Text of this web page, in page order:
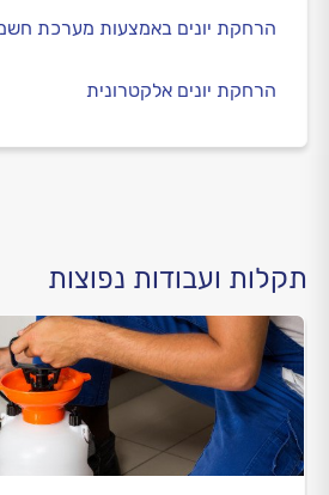
הרחקת יונים באמצעות מערכת
הרחקת יונים אלקטרונית
תקלות ועבודות נפוצות